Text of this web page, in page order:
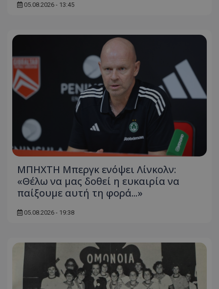
05.08.2026 - 13:45
ΜΠΗΧΤΗ Μπεργκ ενόψει Λίνκολν:
«Θέλω να μας δοθεί η ευκαιρία να
παίξουμε αυτή τη φορά...»
05.08.2026 - 19:38